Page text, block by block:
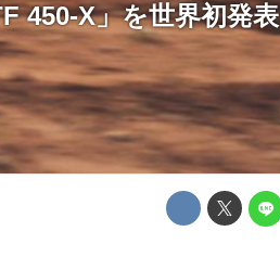
450-X」を世界初発表